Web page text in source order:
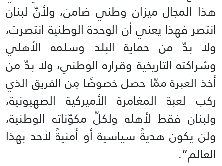
هذا المجال ميزان وطني ضامن، ولأنّ لبنان
انتصر فهذا يعني أن الوحدة الوطنية انتصرت،
ولا بدّ من حماية البلد وسلمه الأهلي
وشراكته التاريخية وقراره الوطني، ولا بدّ من
أخذ العبرة ممّا حصل خصوصًا مِن الفريق الذي
ركب لعبة المغامرة الأميركية الصهيونية،
ولبنان فقط لأهله ولكلّ مكوّناته الوطنية،
ولن يكون هديةً سياسية أو أمنيةً لأحد بهذا
العالم”.